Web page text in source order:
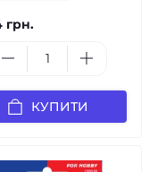
грн.
КУПИТИ